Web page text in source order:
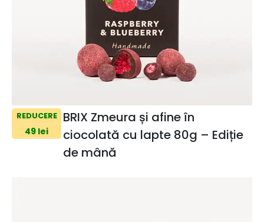
REDUCERE
49 lei
BRIX Zmeura și afine în
ciocolată cu lapte 80g – Ediție
de mână